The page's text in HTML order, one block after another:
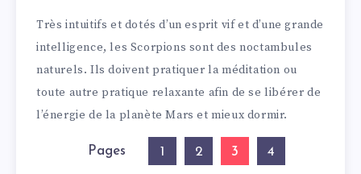
Très intuitifs et dotés d’un esprit vif et d’une grande
intelligence, les Scorpions sont des noctambules
naturels. Ils doivent pratiquer la méditation ou
toute autre pratique relaxante afin de se libérer de
l’énergie de la planète Mars et mieux dormir.
Pages 1 2 3 4